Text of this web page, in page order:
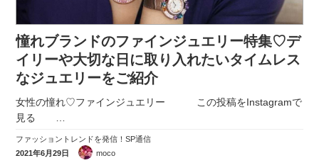
憧れブランドのファインジュエリー特集♡デ
イリーや大切な日に取り入れたいタイムレス
なジュエリーをご紹介
女性の憧れ♡ファインジュエリー この投稿をInstagramで
見る
ファッショントレンドを発信！SP通信
2021年6月29日
moco